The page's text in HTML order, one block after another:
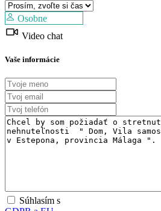
Osobne
Video chat
Vaše informácie
Súhlasím s